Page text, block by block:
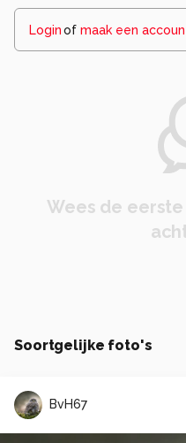
Loginof maak een
Wees de
Soortgelijke foto's
BvH67